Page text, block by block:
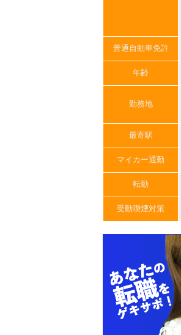
普通自動車免許
年齢
勤務地
最寄駅
マイカー通勤
転勤
受動喫煙対策